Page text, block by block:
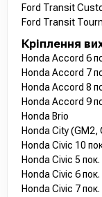
Ford Transit
Ford Transit
Кріплення
Honda Accord 6
Honda Accord 7
Honda Accord 8
Honda Accord 9
Honda Brio
Honda City (GM2,
Honda Civic 10
Honda Civic 5 пок.
Honda Civic 6 пок.
Honda Civic 7 пок.